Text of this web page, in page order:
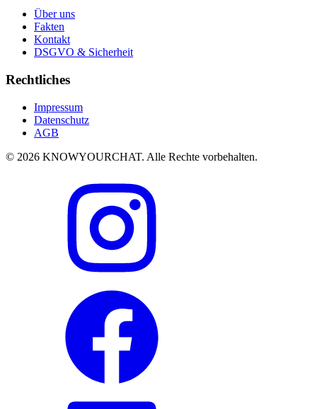
Über uns
Fakten
Kontakt
DSGVO & Sicherheit
Rechtliches
Impressum
Datenschutz
AGB
© 2026 KNOWYOURCHAT. Alle Rechte vorbehalten.